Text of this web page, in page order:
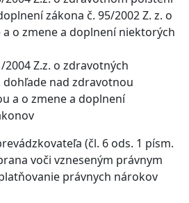
zákona č. 95/2002 Z. z. o
o zmene a doplnení niektorých
2004 Z.z. o zdravotných
dohľade nad zdravotnou
a o zmene a doplnení
(čl. 6 ods. 1 písm.
voči vzneseným právnym
právnych nárokov